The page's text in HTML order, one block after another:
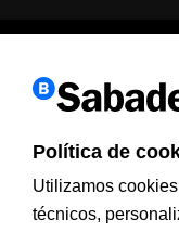
Información a clientes
Política de
Utilizamos
técnicos,